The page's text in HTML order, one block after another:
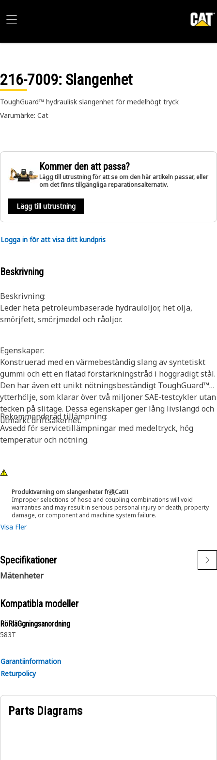
216-7009: Slangenhet
ToughGuard™ hydraulisk slangenhet för medelhögt tryck
Varumärke: Cat
Kommer den att passa?
Lägg till utrustning för att se om den här artikeln passar, eller
om det finns tillgängliga reparationsalternativ.
Lägg till utrustning
Logga in för att visa ditt kundpris
Beskrivning
Beskrivning:
Leder heta petroleumbaserade hydrauloljor, het olja,
smörjfett, smörjmedel och råoljor.
Egenskaper:
Konstruerad med en värmebeständig slang av syntetiskt
gummi och ett en flätad förstärkningstråd i höggradigt stål.
Den har även ett unikt nötningsbeständigt ToughGuard™-
ytterhölje, som klarar över två miljoner SAE-testcykler utan
tecken på slitage. Dessa egenskaper ger lång livslängd och
utmärkt driftsäkerhet.
Rekommenderad tillämpning:
Avsedd för servicetillämpningar med medeltryck, hög
temperatur och nötning.
Produktvarning om slangenheter fr殠CatΠ
Improper selections of hose and coupling combinations will void
warranties and may result in serious personal injury or death, property
damage, or component and machine system failure.
Visa Fler
Specifikationer
Mätenheter
Kompatibla modeller
RöRläGgningsanordning
583T
Garantiinformation
Returpolicy
Parts Diagrams